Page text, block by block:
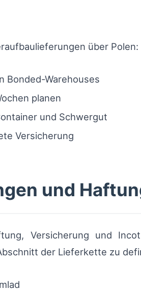
über Polen:
Bonded-Warehouses
planen
und Schwergut
Versicherung
und
Versicherung und
der Lieferkette zu